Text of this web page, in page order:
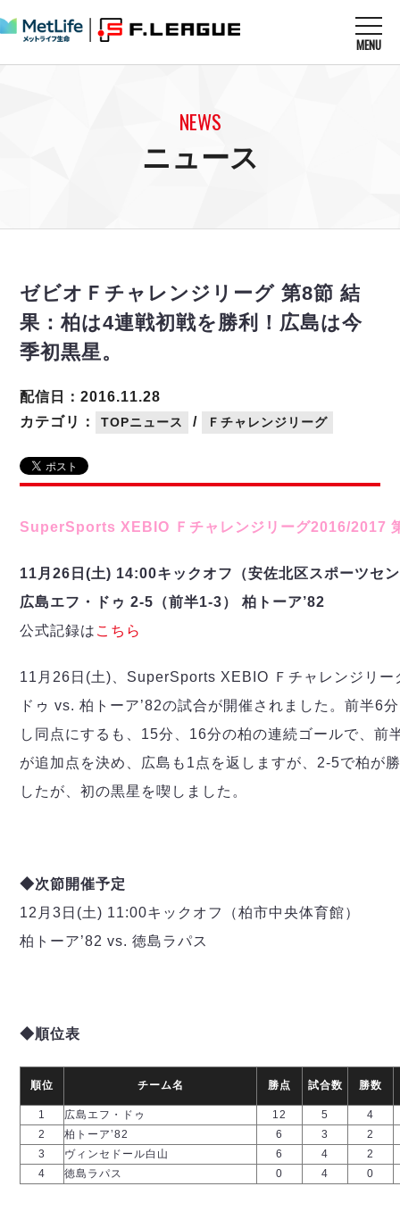
MENU
U-23選抜
メディア情報
フットサル日本代表
その他
戦績表
警告・退場・出場停止選手
個人ランキング｜ゴール
個人ランキング｜シュート
個人ランキング｜シュート成功率
個人ランキング｜第2PK
メットライフ生命Ｆ２リーグ
順位表
警告・退場・出場停止選手
個人ランキング｜ゴール
個人ランキング｜シュート
個人ランキング｜第2PK
メットライフ生命Ｆリーグカップ 2026
試合日程・結果
大会概要
エスポラーダ北海道
バルドラール浦安
フウガドールすみだ
立川アスレティックFC
ペスカドーラ町田
ボアルース長野
シュライカー大阪
バサジィ大分
メットライフ生命Ｆ２リーグ
マルバ水戸FC
リガーレヴィア葛飾
Y．S．C．C．横浜
ヴィンセドール白山
アグレミーナ浜松
デウソン神戸
アリーナ情報 ARENA
リーグ概要 ABOUT US
リーグ概要
大会概要
クラブライセンス関連
アリーナ観戦マナー&ルール
過去の記録
ディビジョン1 試合記録
ディビジョン2 試合記録
Ｆリーグカップ 試合記録
記念ゴール
ハットトリック
担当審判員
選手の通算記録（Ｆ１）
バルドラール浦安
フウガドールすみだ
しながわシティ
立川アスレティックFC
名古屋オーシャンズ
シュライカー大阪
ボルクバレット北九州
バサジィ大分
選手の通算記録（Ｆ２）
プロジェクト PROJECT
ABeam AWARD
DIVISION01
DIVISION 02
NEWS
ニュース
ゼビオＦチャレンジリーグ 第8節 結
果：柏は4連戦初戦を勝利！広島は今
季初黒星。
カテゴリ： TOPニュース / Ｆチャレンジリーグ
配信日：2016.11.28
SuperSports XEBIO Ｆチャレンジリーグ2016/2017
11月26日(土) 14:00キックオフ（安佐北区スポーツセ
広島エフ・ドゥ 2-5（前半1-3） 柏トーア’82
公式記録は こちら
11月26日(土)、SuperSports XEBIO Ｆチャレンジリ
ドゥ vs. 柏トーア’82の試合が開催されました。前半6
し同点にするも、15分、16分の柏の連続ゴールで、前
が追加点を決め、広島も1点を返しますが、2-5で柏が
したが、初の黒星を喫しました。
◆次節開催予定
12月3日(土) 11:00キックオフ（柏市中央体育館）
柏トーア’82 vs. 徳島ラパス
◆順位表
順位 チーム名 勝点 試合数 勝数
1 広島エフ・ドゥ 12 5
4
2
柏トーア’82 6 3
2
3
ヴィンセドール白山 6 4
2
4
徳島ラパス 0 4 0